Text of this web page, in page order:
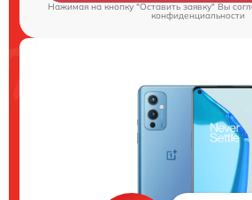
Нажимая на кнопку "Оставить заявку" Вы
конфиденциальности